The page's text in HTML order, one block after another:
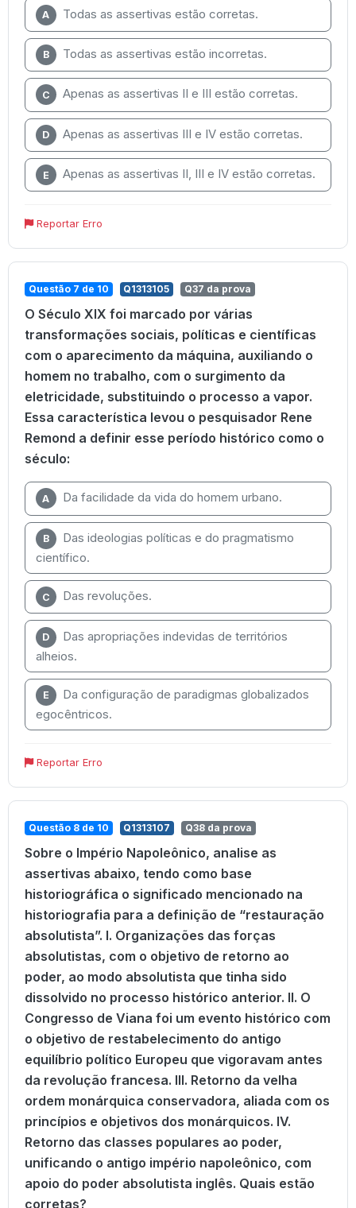
A Todas as assertivas estão corretas.
B Todas as assertivas estão incorretas.
C Apenas as assertivas II e III estão corretas.
D Apenas as assertivas III e IV estão corretas.
E Apenas as assertivas II, III e IV estão corretas.
Reportar Erro
Questão 7 de 10 Q1313105 Q37 da prova
O Século XIX foi marcado por várias
transformações sociais, políticas e científicas
com o aparecimento da máquina, auxiliando o
homem no trabalho, com o surgimento da
eletricidade, substituindo o processo a vapor.
Essa característica levou o pesquisador Rene
Remond a definir esse período histórico como o
século:
A Da facilidade da vida do homem urbano.
B
Das ideologias políticas e do pragmatismo
científico.
C Das revoluções.
D
Das apropriações indevidas de territórios
alheios.
E
Da configuração de paradigmas globalizados
egocêntricos.
Reportar Erro
Questão 8 de 10 Q1313107 Q38 da prova
Sobre o Império Napoleônico, analise as
assertivas abaixo, tendo como base
historiográfica o significado mencionado na
historiografia para a definição de “restauração
absolutista”. I. Organizações das forças
absolutistas, com o objetivo de retorno ao
poder, ao modo absolutista que tinha sido
dissolvido no processo histórico anterior. II. O
Congresso de Viana foi um evento histórico com
o objetivo de restabelecimento do antigo
equilíbrio político Europeu que vigoravam antes
da revolução francesa. III. Retorno da velha
ordem monárquica conservadora, aliada com os
princípios e objetivos dos monárquicos. IV.
Retorno das classes populares ao poder,
unificando o antigo império napoleônico, com
apoio do poder absolutista inglês. Quais estão
corretas?